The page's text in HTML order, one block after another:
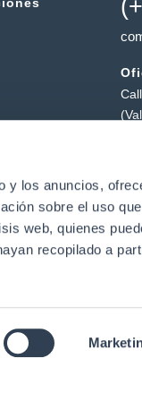
y los anuncios,
sobre el uso
web, quienes
recopilado a
Y
o
u
de Datos Política de